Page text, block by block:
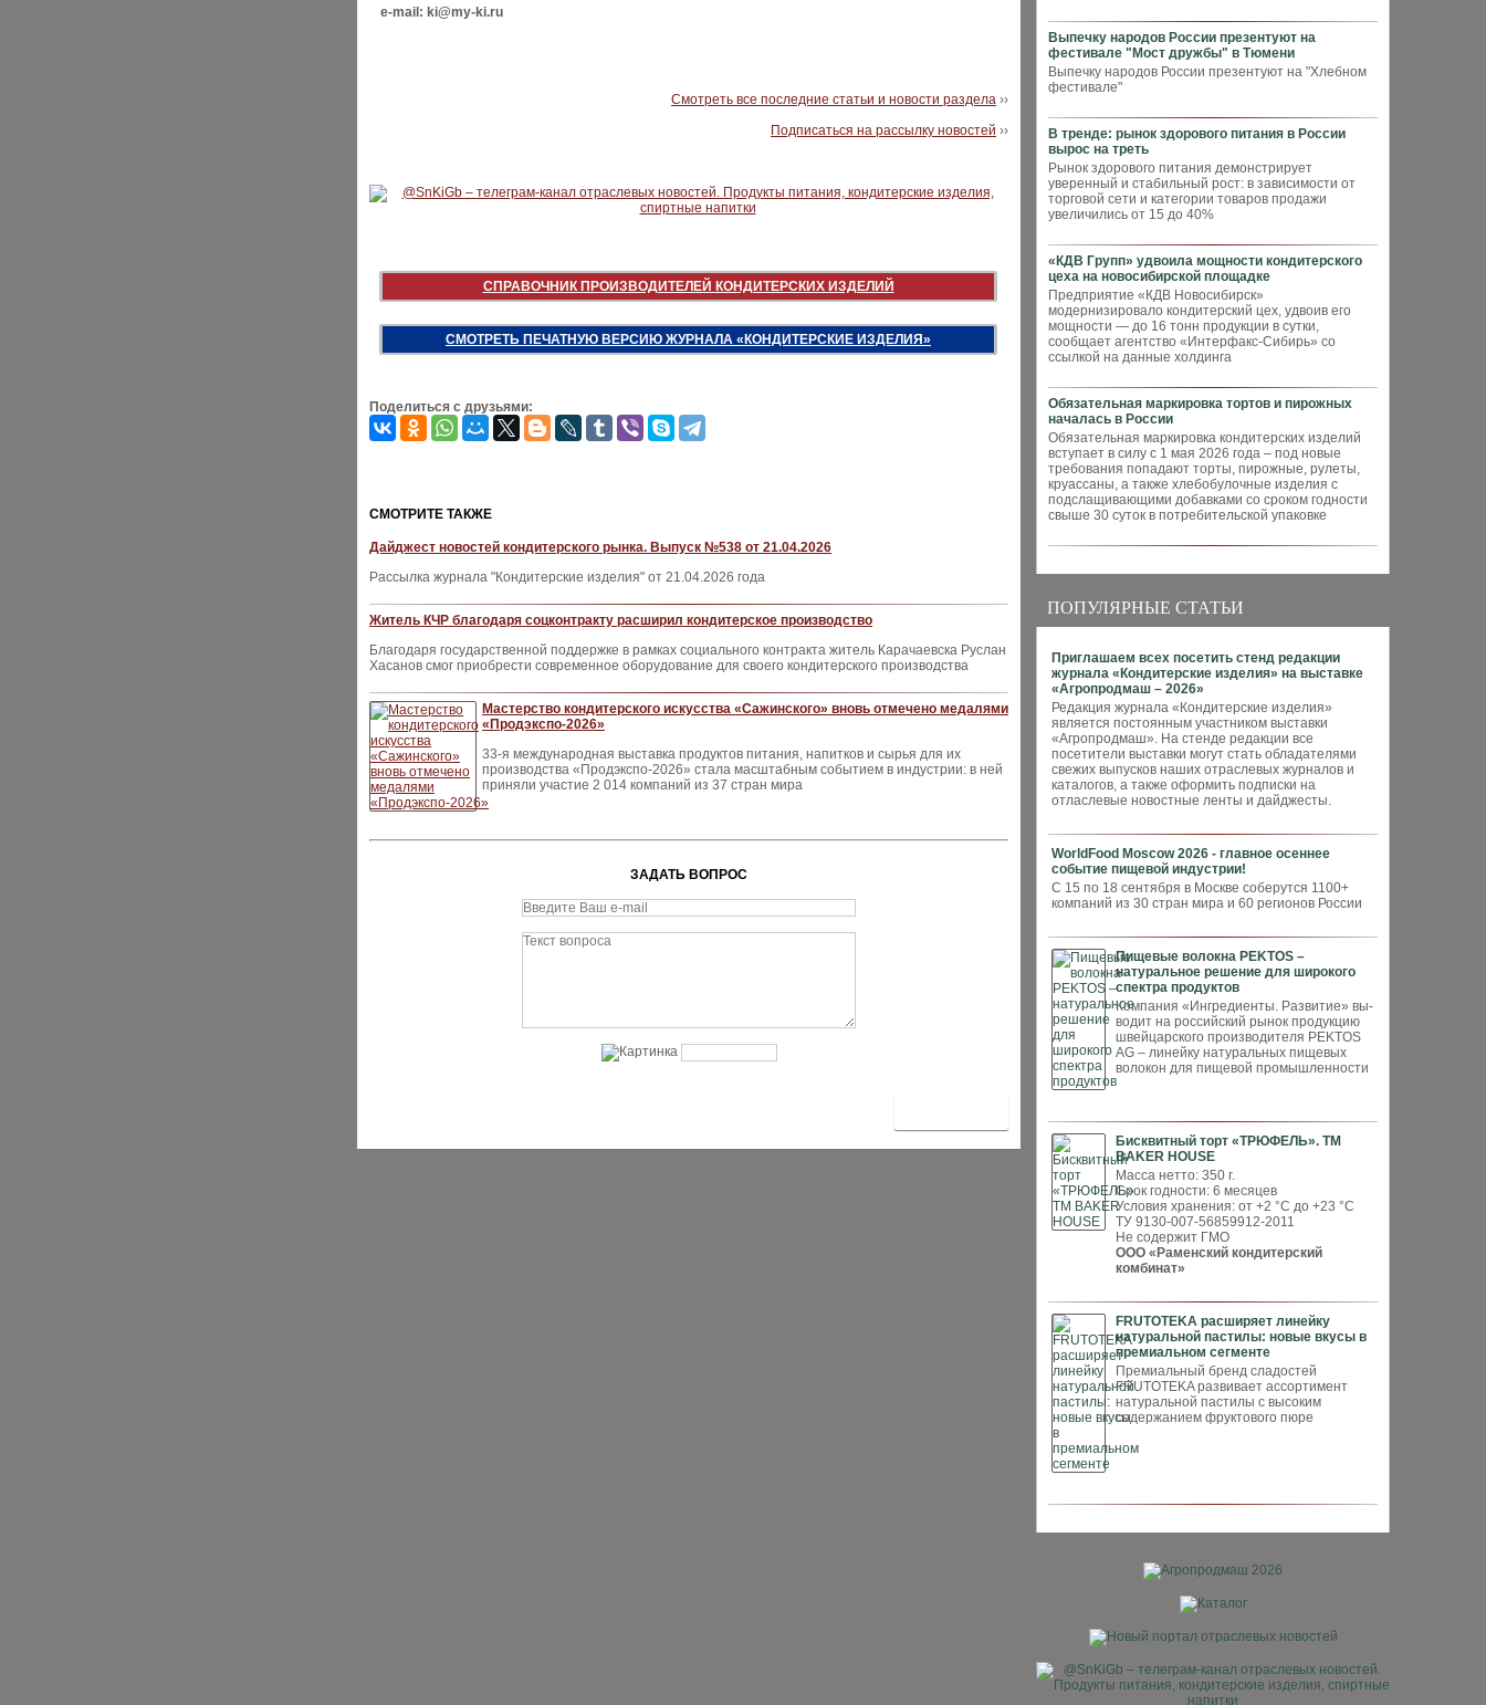
Выпечку народов России презентуют на
фестивале "Мост дружбы" в Тюмени
Выпечку народов России презентуют на "Хлебном
фестивале"
В тренде: рынок здорового питания в России
вырос на треть
Рынок здорового питания демонстрирует
уверенный и стабильный рост: в зависимости от
торговой сети и категории товаров продажи
увеличились от 15 до 40%
«КДВ Групп» удвоила мощности кондитерского
цеха на новосибирской площадке
Предприятие «КДВ Новосибирск»
модернизировало кондитерский цех, удвоив его
мощности — до 16 тонн продукции в сутки,
сообщает агентство «Интерфакс-Сибирь» со
ссылкой на данные холдинга
Обязательная маркировка тортов и пирожных
началась в России
Обязательная маркировка кондитерских изделий
вступает в силу с 1 мая 2026 года – под новые
требования попадают торты, пирожные, рулеты,
круассаны, а также хлебобулочные изделия с
подслащивающими добавками со сроком годности
свыше 30 суток в потребительской упаковке
ПОПУЛЯРНЫЕ СТАТЬИ
Приглашаем всех посетить стенд редакции
журнала «Кондитерские изделия» на выставке
«Агропродмаш – 2026»
Редакция журнала «Кондитерские изделия»
является постоянным участником выставки
«Агропродмаш». На стенде редакции все
посетители выставки могут стать обладателями
свежих выпусков наших отраслевых журналов и
каталогов, а также оформить подписки на
отласлевые новостные ленты и дайджесты.
WorldFood Moscow 2026 - главное осеннее
событие пищевой индустрии!
С 15 по 18 сентября в Москве соберутся 1100+
компаний из 30 стран мира и 60 регионов России
Пищевые волокна PEKTOS –
натуральное решение для широкого
спектра продуктов
Компания «Ингредиенты. Развитие» вы­
водит на российский рынок продукцию
швей­царского производителя PEKTOS
AG – ли­нейку натуральных пищевых
волокон для пи­щевой промышленности
Бисквитный торт «ТРЮФЕЛЬ». ТМ
BAKER HOUSE
Масса нетто: 350 г.
Срок годности: 6 месяцев
Условия хранения: от +2 °С до +23 °С
ТУ 9130-007-56859912-2011
Не содержит ГМО
ООО «Раменский кондитерский
комбинат»
FRUTOTEKA расширяет линейку
натуральной пастилы: новые вкусы в
премиальном сегменте
Премиальный бренд сладостей
FRUTOTEKA развивает ассортимент
натуральной пастилы с высоким
содержанием фруктового пюре
e-mail: ki@my-ki.ru
Смотреть все последние статьи и новости раздела ››
Подписаться на рассылку новостей ››
СПРАВОЧНИК ПРОИЗВОДИТЕЛЕЙ КОНДИТЕРСКИХ ИЗДЕЛИЙ
СМОТРЕТЬ ПЕЧАТНУЮ ВЕРСИЮ ЖУРНАЛА «КОНДИТЕРСКИЕ ИЗДЕЛИЯ»
Поделиться с друзьями:
CМОТРИТЕ ТАКЖЕ
Дайджест новостей кондитерского рынка. Выпуск №538 от 21.04.2026
Рассылка журнала "Кондитерские изделия" от 21.04.2026 года
Житель КЧР благодаря соцконтракту расширил кондитерское производство
Благодаря государственной поддержке в рамках социального контракта житель Карачаевска Руслан
Хасанов смог приобрести современное оборудование для своего кондитерского производства
Мастерство кондитерского искусства «Сажинского» вновь отмечено медалями
«Продэкспо‑2026»
33‑я международная выставка продуктов питания, напитков и сырья для их
производства «Продэкспо‑2026» стала масштабным событием в индустрии: в ней
приняли участие 2 014 компаний из 37 стран мира
ЗАДАТЬ ВОПРОС